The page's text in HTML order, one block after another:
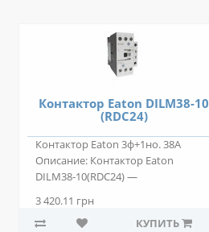
Контактор Eaton DILM38-10
(RDC24)
Контактор Eaton 3ф+1но. 38А
Описание: Контактор Eaton
DILM38-10(RDC24) —
3 420.11 грн
КУПИТЬ